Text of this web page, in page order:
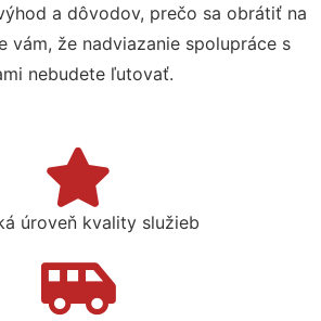
a dôvodov, prečo sa obrátiť na
vám, že nadviazanie spolupráce s
nebudete ľutovať.
úroveň kvality služieb